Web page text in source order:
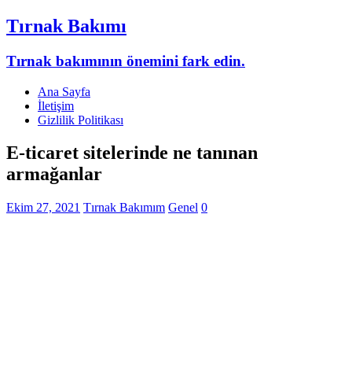
Tırnak Bakımı
Tırnak bakımının önemini fark edin.
Ana Sayfa
İletişim
Gizlilik Politikası
E-ticaret sitelerinde ne tanınan
armağanlar
Ekim 27, 2021 Tırnak Bakımım Genel 0